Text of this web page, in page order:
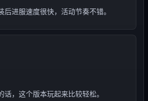
后进服速度很快，活动节奏不错。
话，这个版本玩起来比较轻松。